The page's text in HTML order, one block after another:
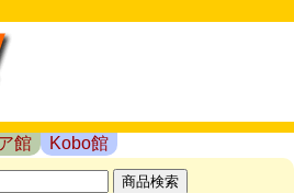
館
Kobo館